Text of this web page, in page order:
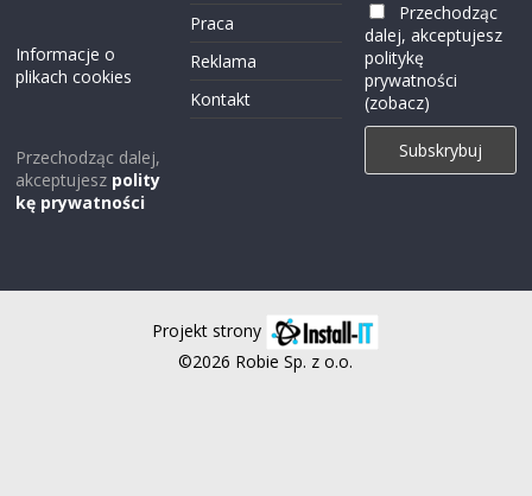
Informacje o
plikach cookies
Przechodząc dalej,
akceptujesz polity
kę prywatności
Praca
Reklama
Kontakt
Przechodząc
dalej, akceptujesz
politykę
prywatności
(zobacz)
Projekt strony
©2026 Robie Sp. z o.o.